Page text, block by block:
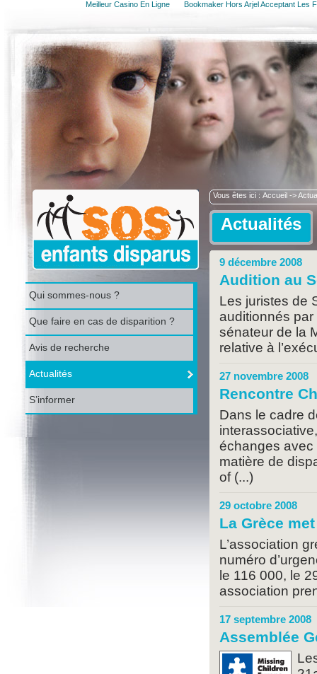
Meilleur Casino En Ligne Bookmaker Hors Arjel Acceptant Les
Qui sommes-nous ?
Que faire en cas de disparition ?
Avis de recherche
Actualités
S’informer
Vous êtes ici : Accueil->
Actualités
9 décembre 2008
Audition au
Les juristes de
auditionnés
sénateur de la
relative à
27 novembre 2008
Rencontre
Dans le cadre
échanges
matière de
of (...)
29 octobre 2008
La Grèce
L’association
numéro
le 116 000, le
association
17 septembre 2008
Assemblée